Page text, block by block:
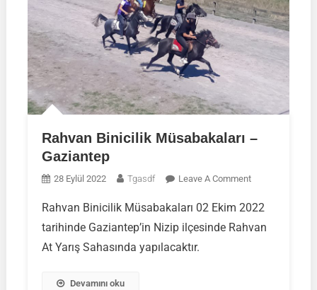
Rahvan Binicilik Müsabakaları –
Gaziantep
28 Eylül 2022 Tgasdf Leave A CommentOn
Binicilik
Müsabakaları
Rahvan Binicilik Müsabakaları 02 Ekim 2022
tarihinde Gaziantep’in Nizip ilçesinde Rahvan
At Yarış Sahasında yapılacaktır.
Devamını oku